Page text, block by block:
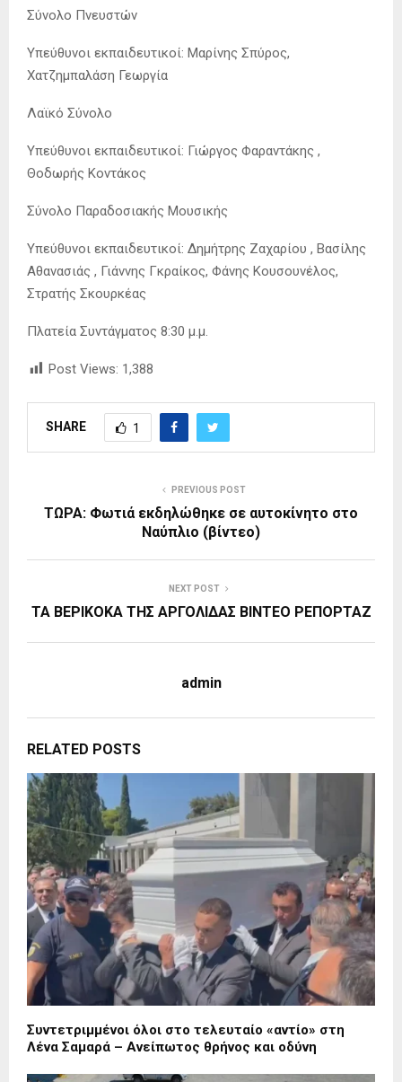
Σύνολο Πνευστών
Υπεύθυνοι εκπαιδευτικοί: Μαρίνης Σπύρος,
Χατζημπαλάση Γεωργία
Λαϊκό Σύνολο
Υπεύθυνοι εκπαιδευτικοί: Γιώργος Φαραντάκης ,
Θοδωρής Κοντάκος
Σύνολο Παραδοσιακής Μουσικής
Υπεύθυνοι εκπαιδευτικοί: Δημήτρης Ζαχαρίου , Βασίλης
Αθανασιάς , Γιάννης Γκραίκος, Φάνης Κουσουνέλος,
Στρατής Σκουρκέας
Πλατεία Συντάγματος 8:30 μ.μ.
Post Views: 1,388
SHARE 1
PREVIOUS POST
ΤΩΡΑ: Φωτιά εκδηλώθηκε σε αυτοκίνητο στο
Ναύπλιο (βίντεο)
NEXT POST
ΤΑ ΒΕΡΙΚΟΚΑ ΤΗΣ ΑΡΓΟΛΙΔΑΣ ΒΙΝΤΕΟ ΡΕΠΟΡΤΑΖ
admin
RELATED POSTS
Συντετριμμένοι όλοι στο τελευταίο «αντίο» στη
Λένα Σαμαρά – Ανείπωτος θρήνος και οδύνη